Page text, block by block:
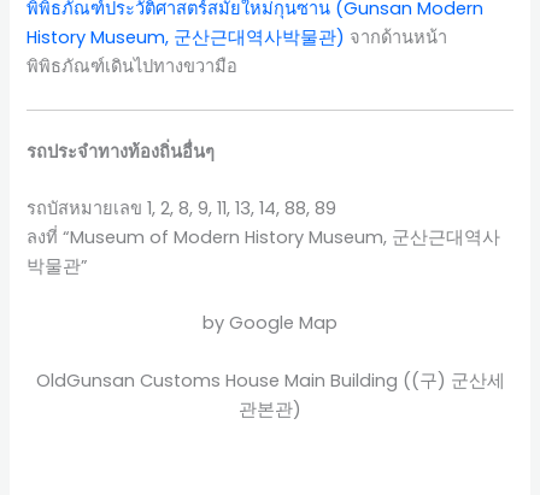
พิพิธภัณฑ์ประวัติศาสตร์สมัยใหม่กุนซาน (Gunsan Modern
History Museum, 군산근대역사박물관) จากด้านหน้า
พิพิธภัณฑ์เดินไปทางขวามือ
รถประจำทางท้องถิ่นอื่นๆ
รถบัสหมายเลข 1, 2, 8, 9, 11, 13, 14, 88, 89
ลงที่ “Museum of Modern History Museum, 군산근대역사
박물관”
by Google Map
OldGunsan Customs House Main Building ((구) 군산세
관본관)